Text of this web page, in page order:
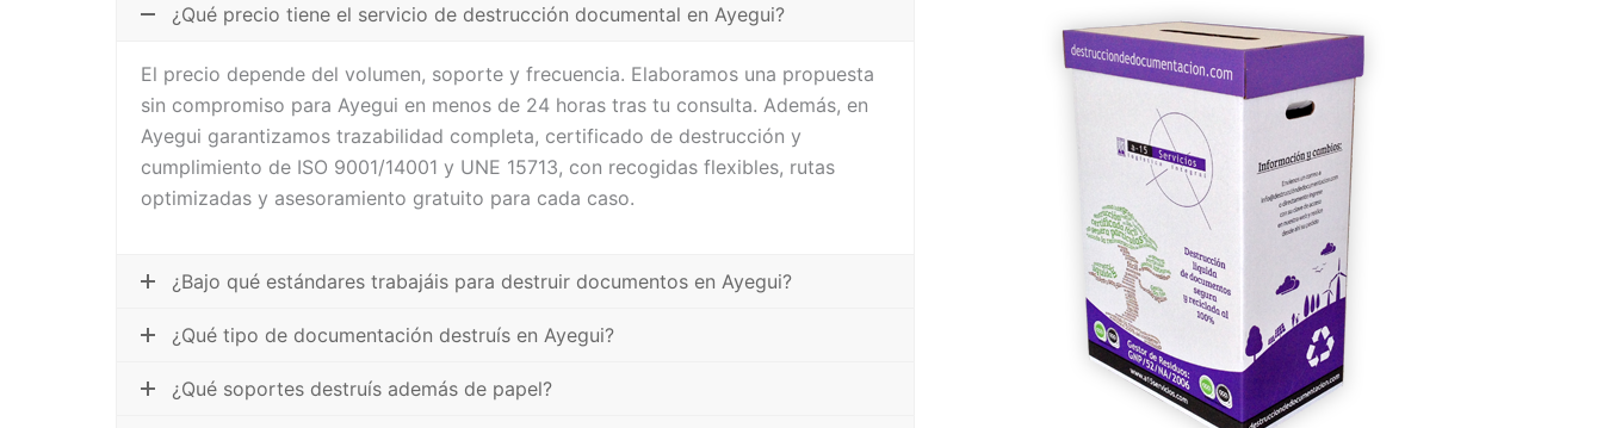
¿Qué precio tiene el servicio de destrucción documental en Ayegui?
El precio depende del volumen, soporte y frecuencia. Elaboramos una propuesta
sin compromiso para Ayegui en menos de 24 horas tras tu consulta. Además, en
Ayegui garantizamos trazabilidad completa, certificado de destrucción y
cumplimiento de ISO 9001/14001 y UNE 15713, con recogidas flexibles, rutas
optimizadas y asesoramiento gratuito para cada caso.
¿Bajo qué estándares trabajáis para destruir documentos en Ayegui?
¿Qué tipo de documentación destruís en Ayegui?
¿Qué soportes destruís además de papel?